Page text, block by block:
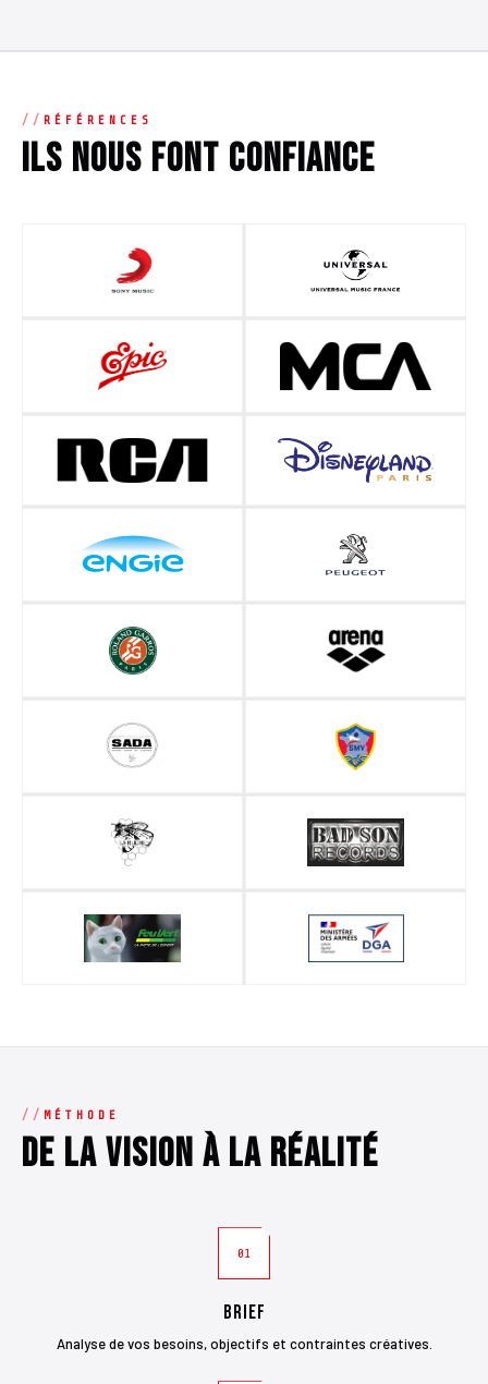
RÉFÉRENCES
Ils nous font confiance
MÉTHODE
De la vision à la réalité
01
Brief
Analyse de vos besoins, objectifs et contraintes créatives.